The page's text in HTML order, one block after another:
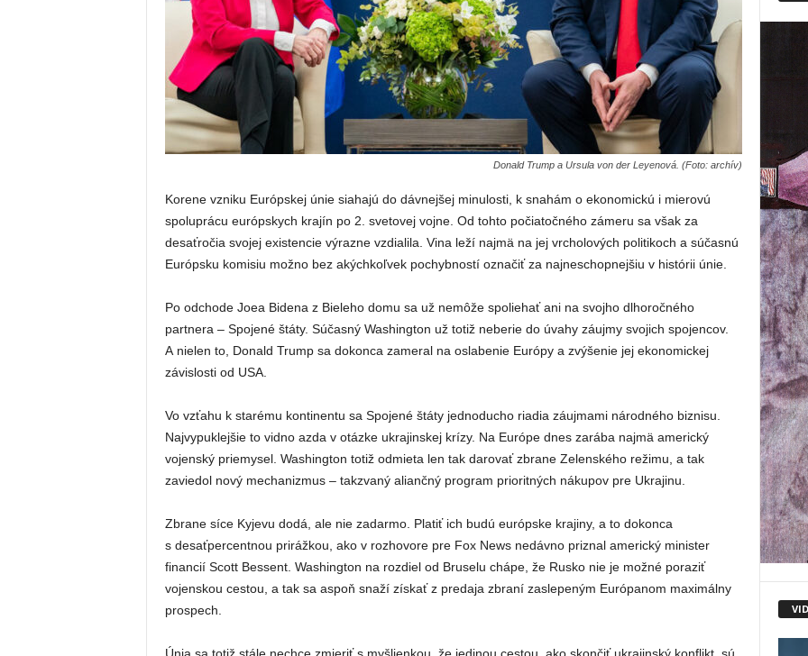
Donald Trump a Ursula von der Leyenová. (Foto: archív)
Korene vzniku Európskej únie siahajú do dávnejšej minulosti, k snahám o ekonomickú i mierovú
spoluprácu európskych krajín po 2. svetovej vojne. Od tohto počiatočného zámeru sa však za
desaťročia svojej existencie výrazne vzdialila. Vina leží najmä na jej vrcholových politikoch a súčasnú
Európsku komisiu možno bez akýchkoľvek pochybností označiť za najneschopnejšiu v histórii únie.
Po odchode Joea Bidena z Bieleho domu sa už nemôže spoliehať ani na svojho dlhoročného
partnera – Spojené štáty. Súčasný Washington už totiž neberie do úvahy záujmy svojich spojencov.
A nielen to, Donald Trump sa dokonca zameral na oslabenie Európy a zvýšenie jej ekonomickej
závislosti od USA.
Vo vzťahu k starému kontinentu sa Spojené štáty jednoducho riadia záujmami národného biznisu.
Najvypuklejšie to vidno azda v otázke ukrajinskej krízy. Na Európe dnes zarába najmä americký
vojenský priemysel. Washington totiž odmieta len tak darovať zbrane Zelenského režimu, a tak
zaviedol nový mechanizmus – takzvaný aliančný program prioritných nákupov pre Ukrajinu.
Zbrane síce Kyjevu dodá, ale nie zadarmo. Platiť ich budú európske krajiny, a to dokonca
s desaťpercentnou prirážkou, ako v rozhovore pre Fox News nedávno priznal americký minister
financií Scott Bessent. Washington na rozdiel od Bruselu chápe, že Rusko nie je možné poraziť
vojenskou cestou, a tak sa aspoň snaží získať z predaja zbraní zaslepeným Európanom maximálny
prospech.